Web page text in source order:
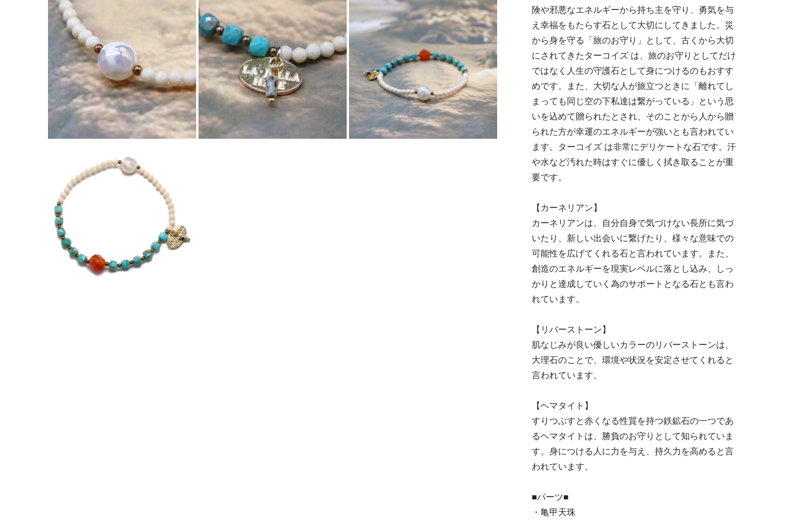
険や邪悪なエネルギーから持ち主を守り、勇気を与
え幸福をもたらす石として大切にしてきました。災
から身を守る「旅のお守り」として、古くから大切
にされてきたターコイズ は、旅のお守りとしてだけ
ではなく人生の守護石として身につけるのもおすす
めです。また、大切な人が旅立つときに「離れてし
まっても同じ空の下私達は繋がっている」という思
いを込めて贈られたとされ、そのことから人から贈
られた方が幸運のエネルギーが強いとも言われてい
ます。ターコイズ は非常にデリケートな石です。汗
や水など汚れた時はすぐに優しく拭き取ることが重
要です。
【カーネリアン】
カーネリアンは、自分自身で気づけない長所に気づ
いたり、新しい出会いに繋げたり、様々な意味での
可能性を広げてくれる石と言われています。また、
創造のエネルギーを現実レベルに落とし込み、しっ
かりと達成していく為のサポートとなる石とも言わ
れています。
【リバーストーン】
肌なじみが良い優しいカラーのリバーストーンは、
大理石のことで、環境や状況を安定させてくれると
言われています。
【ヘマタイト】
すりつぶすと赤くなる性質を持つ鉄鉱石の一つであ
るヘマタイトは、勝負のお守りとして知られていま
す。身につける人に力を与え、持久力を高めると言
われています。
■パーツ■
・亀甲天珠